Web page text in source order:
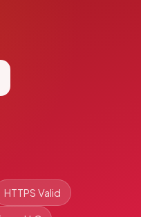
HTTPS Valid